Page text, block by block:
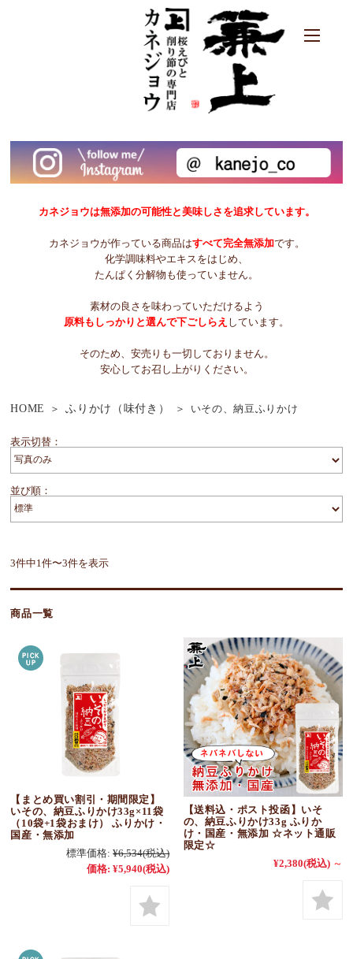
カネジョウは無添加の可能性と美味しさを追求しています。
カネジョウが作っている商品はすべて完全無添加です。
化学調味料やエキスをはじめ、
たんぱく分解物も使っていません。
素材の良さを味わっていただけるよう
原料もしっかりと選んで下ごしらえ しています。
そのため、安売りも一切しておりません。
安心してお召し上がりください。
HOME ふりかけ（味付き） いその、納豆ふりかけ
表示切替：
並び順：
3件中1件〜3件を表示
商品一覧
【まとめ買い割引・期間限定】
いその、納豆ふりかけ33g×11袋
（10袋+1袋おまけ） ふりかけ・
国産・無添加
標準価格: ¥6,534(税込)
価格: ¥5,940(税込)
【送料込・ポスト投函】いそ
の、納豆ふりかけ33g ふりか
け・国産・無添加 ☆ネット通販
限定☆
¥2,380(税込) ～